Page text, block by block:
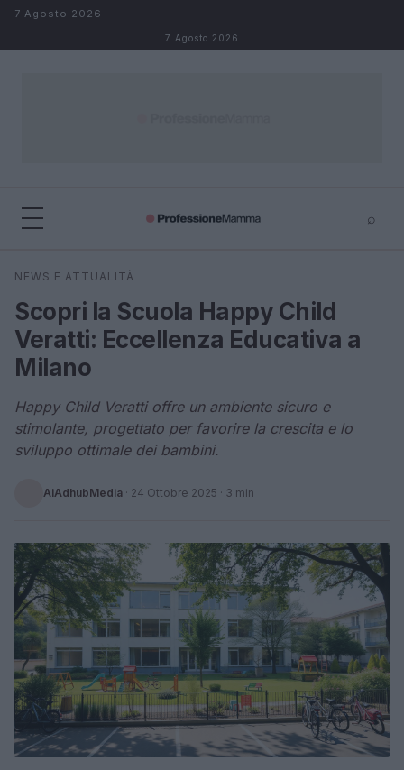
Salta al contenuto
7 Agosto 2026
7 Agosto 2026
⌕
Cerca
NEWS E ATTUALITÀ
Scopri la Scuola Happy Child
Veratti: Eccellenza Educativa a
Milano
Happy Child Veratti offre un ambiente sicuro e
stimolante, progettato per favorire la crescita e lo
sviluppo ottimale dei bambini.
AiAdhubMedia · 24 Ottobre 2025 · 3 min